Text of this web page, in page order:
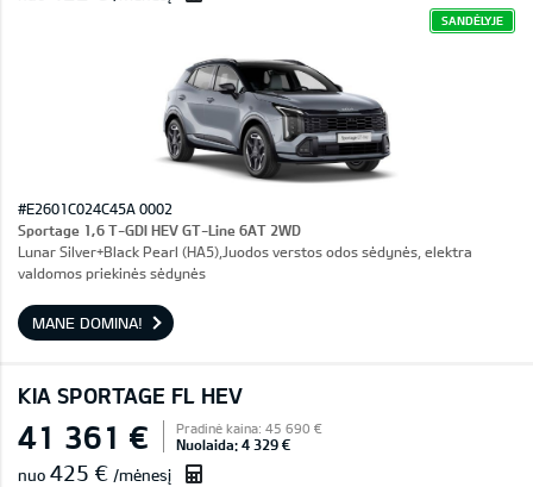
SANDĖLYJE
#E2601C024C45A 0002
Sportage 1,6 T-GDI HEV GT-Line 6AT 2WD
Lunar Silver+Black Pearl (HA5),Juodos verstos odos sėdynės, elektra
valdomos priekinės sėdynės
MANE DOMINA!
KIA SPORTAGE FL HEV
41 361 € Pradinė kaina: 45 690 €
Nuolaida: 4 329 €
nuo 425 € /mėnesį